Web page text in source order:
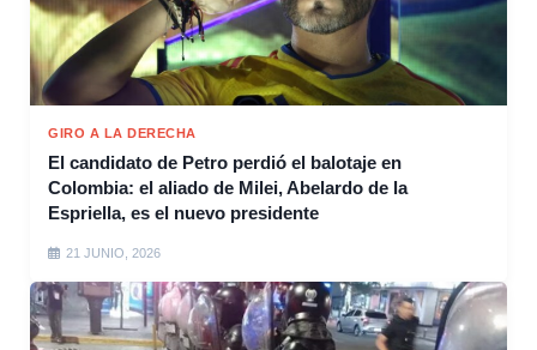
GIRO A LA DERECHA
El candidato de Petro perdió el balotaje en
Colombia: el aliado de Milei, Abelardo de la
Espriella, es el nuevo presidente
21 JUNIO, 2026